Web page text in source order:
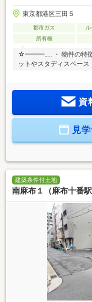
東京都港区三田５
都市ガス
所有権
☆━━━…‥ ・ 物件の特
ットやスタディスペー
でお過ごし頂けます♪◆
境良好♪是非、現地を
資
見
建築条件付土地
南麻布１（麻布十番